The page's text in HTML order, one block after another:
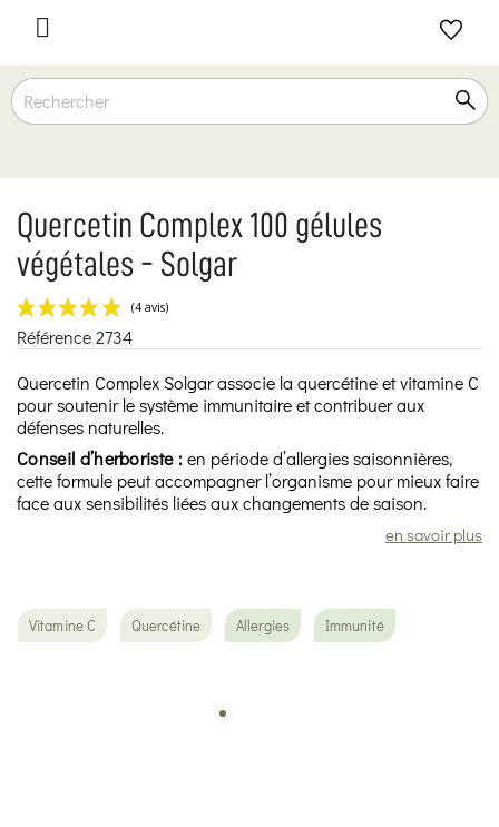

Quercetin Complex 100 gélules
végétales - Solgar
Référence2734
Quercetin Complex Solgar associe la quercétine et vitamine C
pour soutenir le système immunitaire et contribuer aux
défenses naturelles.
Conseil d’herboriste :en période d’allergies saisonnières,
cette formule peut accompagner l’organisme pour mieux faire
face aux sensibilités liées aux changements de saison.
en savoir plus
Vitamine C Quercétine Allergies Immunité